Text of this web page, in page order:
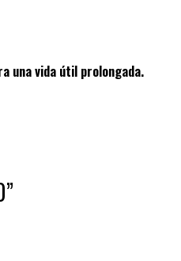
una vida útil prolongada.